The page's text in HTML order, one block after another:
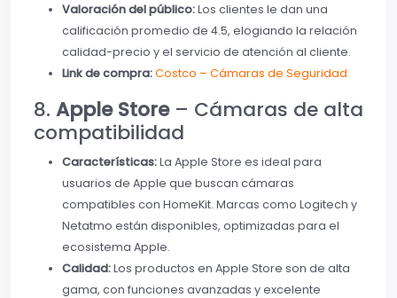
Valoración del público:Los clientes le dan una
calificación promedio de 4.5, elogiando la relación
calidad-precio y el servicio de atención al cliente.
Link de compra:Costco – Cámaras de Seguridad
8. Apple Store– Cámaras de alta
compatibilidad
Características:La Apple Store es ideal para
usuarios de Apple que buscan cámaras
compatibles con HomeKit. Marcas como Logitech y
Netatmo están disponibles, optimizadas para el
ecosistema Apple.
Calidad:Los productos en Apple Store son de alta
gama, con funciones avanzadas y excelente